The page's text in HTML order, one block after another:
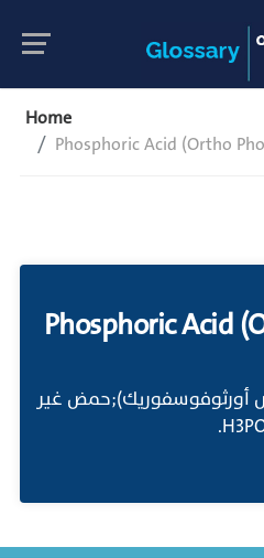
Home
Phosphoric Acid (Ortho
Phosphoric Acid
غير